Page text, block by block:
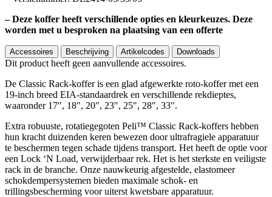
– Deze koffer heeft verschillende opties en kleurkeuzes. Deze
worden met u besproken na plaatsing van een offerte
Accessoires Beschrijving Artikelcodes Downloads
Dit product heeft geen aanvullende accessoires.
De Classic Rack-koffer is een glad afgewerkte roto-koffer met een
19-inch breed EIA-standaardrek en verschillende rekdieptes,
waaronder 17″, 18″, 20″, 23″, 25″, 28″, 33″.
Extra robuuste, rotatiegegoten Peli™ Classic Rack-koffers hebben
hun kracht duizenden keren bewezen door ultrafragiele apparatuur
te beschermen tegen schade tijdens transport. Het heeft de optie voor
een Lock ‘N Load, verwijderbaar rek. Het is het sterkste en veiligste
rack in de branche. Onze nauwkeurig afgestelde, elastomeer
schokdempersystemen bieden maximale schok- en
trillingsbescherming voor uiterst kwetsbare apparatuur.